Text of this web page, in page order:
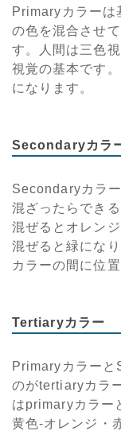
Primaryカラーは
の色を混合させ
す。人間は三色
視覚の基本です
になります。
Secondaryカラ
Secondaryカラ
混ざったらでき
混ぜるとオレン
混ぜると緑にな
カラーの間に位置
Tertiaryカラー
Primaryカラーと
のがtertiaryカラ
はprimaryカラー
黄色-オレンジ・